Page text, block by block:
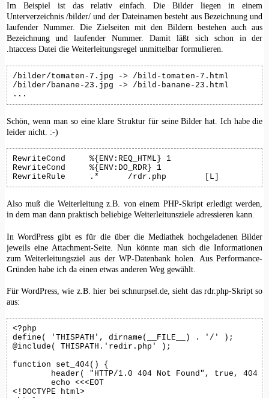
Im Beispiel ist das relativ einfach. Die Bilder liegen in einem
Unterverzeichnis /bilder/ und der Dateinamen besteht aus Bezeichnung und
laufender Nummer. Die Zielseiten mit den Bildern bestehen auch aus
Bezeichnung und laufender Nummer. Damit läßt sich schon in der
.htaccess Datei die Weiterleitungsregel unmittelbar formulieren.
/bilder/tomaten-7.jpg -> /bild-tomaten-7.html
/bilder/banane-23.jpg -> /bild-banane-23.html
...
Schön, wenn man so eine klare Struktur für seine Bilder hat. Ich habe die
leider nicht. :-)
RewriteCond	%{ENV:REQ_HTML} 1
RewriteCond	%{ENV:DO_RDR} 1
RewriteRule	.*	/rdr.php	[L]
Also muß die Weiterleitung z.B. von einem PHP-Skript erledigt werden,
in dem man dann praktisch beliebige Weiterleitunsziele adressieren kann.
In WordPress gibt es für die über die Mediathek hochgeladenen Bilder
jeweils eine Attachment-Seite. Nun könnte man sich die Informationen
zum Weiterleitungsziel aus der WP-Datenbank holen. Aus Performance-
Gründen habe ich da einen etwas anderen Weg gewählt.
Für WordPress, wie z.B. hier bei schnurpsel.de, sieht das rdr.php-Skript so
aus:
<?php
define( 'THISPATH', dirname(__FILE__) . '/' );
@include( THISPATH.'redir.php' );
function set_404() {
<!DOCTYPE html>